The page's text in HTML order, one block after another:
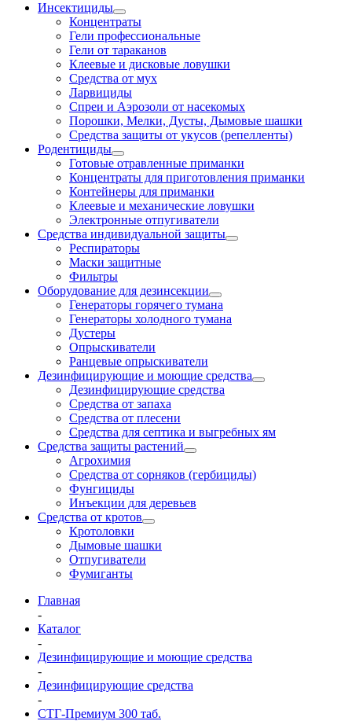
Инсектициды
Концентраты
Гели профессиональные
Гели от тараканов
Клеевые и дисковые ловушки
Средства от мух
Ларвициды
Спреи и Аэрозоли от насекомых
Порошки, Мелки, Дусты, Дымовые шашки
Средства защиты от укусов (репелленты)
Родентициды
Готовые отравленные приманки
Концентраты для приготовления приманки
Контейнеры для приманки
Клеевые и механические ловушки
Электронные отпугиватели
Средства индивидуальной защиты
Респираторы
Маски защитные
Фильтры
Оборудование для дезинсекции
Генераторы горячего тумана
Генераторы холодного тумана
Дустеры
Опрыскиватели
Ранцевые опрыскиватели
Дезинфицирующие и моющие средства
Дезинфицирующие средства
Средства от запаха
Средства от плесени
Средства для септика и выгребных ям
Средства защиты растений
Агрохимия
Средства от сорняков (гербициды)
Фунгициды
Инъекции для деревьев
Средства от кротов
Кротоловки
Дымовые шашки
Отпугиватели
Фумиганты
Главная
-
Каталог
-
Дезинфицирующие и моющие средства
-
Дезинфицирующие средства
-
СТГ-Премиум 300 таб.